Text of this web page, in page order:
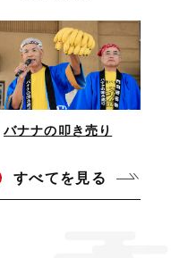
バナナの叩き売り
すべてを見る